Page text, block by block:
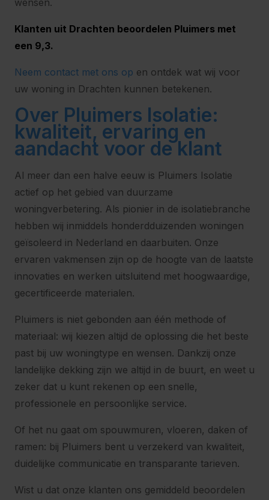
wensen.
Klanten uit Drachten beoordelen Pluimers met
een 9,3.
Neem contact met ons op en ontdek wat wij voor
uw woning in Drachten kunnen betekenen.
Over Pluimers Isolatie:
kwaliteit, ervaring en
aandacht voor de klant
Al meer dan een halve eeuw is Pluimers Isolatie
actief op het gebied van duurzame
woningverbetering. Als pionier in de isolatiebranche
hebben wij inmiddels honderdduizenden woningen
geïsoleerd in Nederland en daarbuiten. Onze
ervaren vakmensen zijn op de hoogte van de laatste
innovaties en werken uitsluitend met hoogwaardige,
gecertificeerde materialen.
Pluimers is niet gebonden aan één methode of
materiaal: wij kiezen altijd de oplossing die het beste
past bij uw woningtype en wensen. Dankzij onze
landelijke dekking zijn we altijd in de buurt, en weet u
zeker dat u kunt rekenen op een snelle,
professionele en persoonlijke service.
Of het nu gaat om spouwmuren, vloeren, daken of
ramen: bij Pluimers bent u verzekerd van kwaliteit,
duidelijke communicatie en transparante tarieven.
Wist u dat onze klanten ons gemiddeld beoordelen